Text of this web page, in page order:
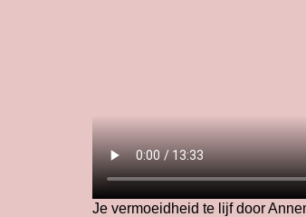
Je vermoeidheid te lijf door